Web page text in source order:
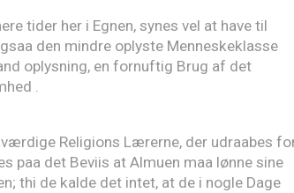
tider her i Egnen, synes vel at have til
den mindre oplyste Menneskeklasse
oplysning, en fornuftig Brug af det
.
Religions Lærerne, der udraabes
paa det Beviis at Almuen maa lønne sine
thi de kalde det intet, at de i nogle Dage